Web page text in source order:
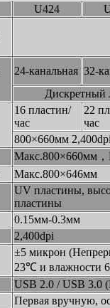
U424
24-канальная 32-
Дискретный
16 пластин/
час
22
час
800×660мм
Макс.800×660мм
Макс.800×646мм
UV пластины,
пластины
0.15мм-0.3мм
2,400dpi
±5 микрон
23℃ и влажности
USB 2.0 / USB 3.0
Первая вручную,